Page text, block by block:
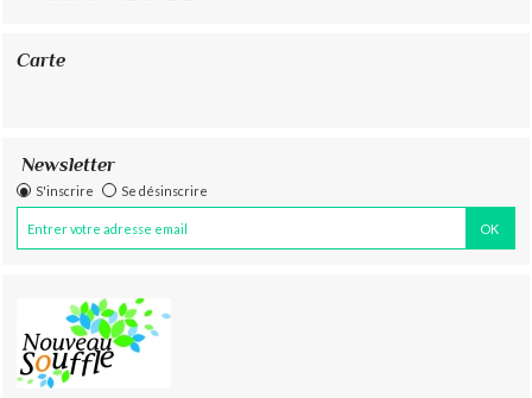
Carte
Newsletter
S'inscrire Se désinscrire